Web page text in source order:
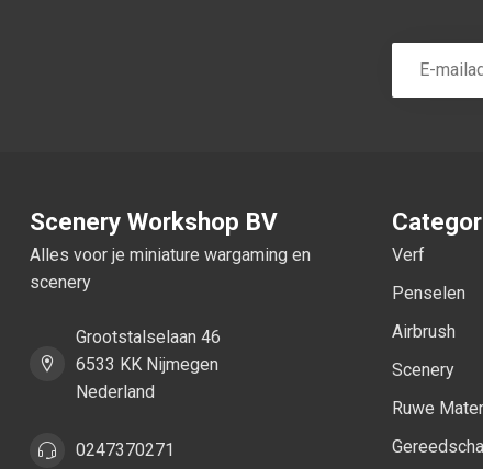
Scenery Workshop BV
Alles voor je miniature wargaming en
scenery
Grootstalselaan 46
6533 KK Nijmegen
Nederland
0247370271
Verf
Penselen
Airbrush
Scenery
Ruwe